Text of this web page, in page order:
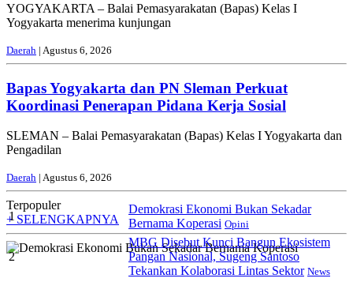
YOGYAKARTA – Balai Pemasyarakatan (Bapas) Kelas I
Yogyakarta menerima kunjungan
Daerah | Agustus 6, 2026
Bapas Yogyakarta dan PN Sleman Perkuat
Koordinasi Penerapan Pidana Kerja Sosial
SLEMAN – Balai Pemasyarakatan (Bapas) Kelas I Yogyakarta dan
Pengadilan
Daerah | Agustus 6, 2026
Terpopuler
+ SELENGKAPNYA
1
Demokrasi Ekonomi Bukan Sekadar
Bernama Koperasi Opini
2
MBG Disebut Kunci Bangun Ekosistem
Pangan Nasional, Sugeng Santoso
Tekankan Kolaborasi Lintas Sektor News